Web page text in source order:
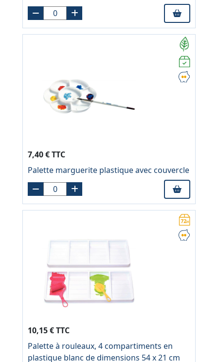
7,40 € TTC
Palette marguerite plastique avec couvercle
10,15 € TTC
Palette à rouleaux, 4 compartiments en
plastique blanc de dimensions 54 x 21 cm